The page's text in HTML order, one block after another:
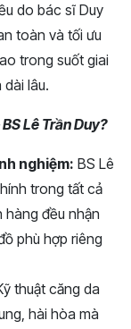
do bác sĩ Duy
toàn và tối ưu
trong suốt giai
dài lâu.
Lê Trần Duy?
nghiệm: BS Lê
trong tất cả
đều nhận
phù hợp riêng
thuật căng da
hài hòa mà